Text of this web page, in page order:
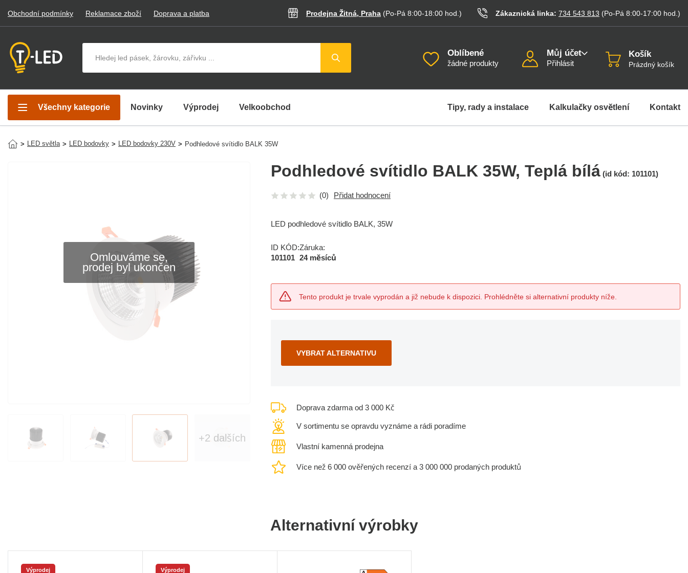
Obchodní podmínky Reklamace zboží Doprava a platba Prodejna Žitná, Praha (Po-Pá 8:00-18:00 hod. ) Zákaznická linka: 734 543 813 (Po-Pá 8:00-17:00 hod. )
Oblíbené
žádné produkty
Můj účet
Přihlásit
Košík
Prázdný košík
Všechny kategorie Novinky Výprodej Velkoobchod Tipy, rady a instalace Kalkulačky osvětlení Kontakt
> LED světla > LED bodovky > LED bodovky 230V > Podhledové svítidlo BALK 35W
Omlouváme se,
prodej byl ukončen
+2 dalších
Podhledové svítidlo BALK 35W, Teplá bílá (id kód: 101101)
(0) Přidat hodnocení
LED podhledové svítidlo BALK, 35W
ID KÓD:
101101
Záruka:
24 měsíců
Tento produkt je trvale vyprodán a již nebude k dispozici. Prohlédněte si alternativní produkty níže.
VYBRAT ALTERNATIVU
Doprava zdarma od 3 000 Kč
V sortimentu se opravdu vyznáme a rádi poradíme
Vlastní kamenná prodejna
Více než 6 000 ověřených recenzí a 3 000 000 prodaných produktů
Alternativní výrobky
Výprodej Výprodej